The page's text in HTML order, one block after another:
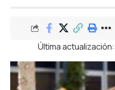
Última